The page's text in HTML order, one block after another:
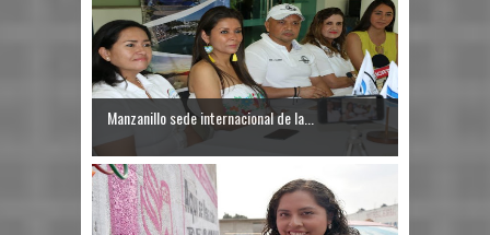
Manzanillo sede internacional de la...